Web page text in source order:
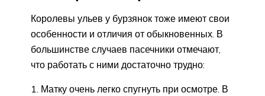
Королевы ульев у бурзянок тоже имеют свои
особенности и отличия от обыкновенных. В
большинстве случаев пасечники отмечают,
что работать с ними достаточно трудно:
Матку очень легко спугнуть при осмотре. В